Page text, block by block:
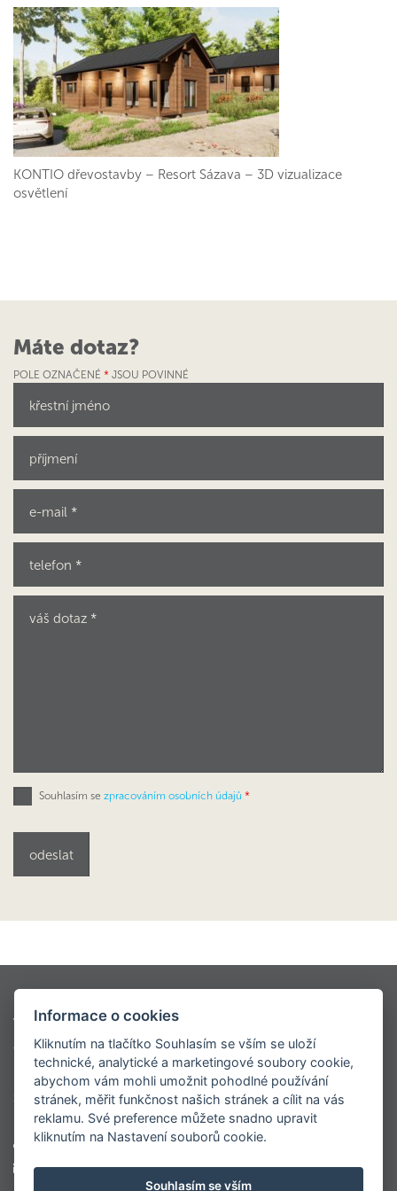
KONTIO dřevostavby – Resort Sázava – 3D vizualizace
osvětlení
Máte dotaz?
POLE OZNAČENÉ * JSOU POVINNÉ
Souhlasím se zpracováním osobních údajů *
Kontio styly
Virtuální prohlídky
Modely dřevostaveb KONTIO
Ceník
O nás Napsali o nás
Realizace
Roubenky
Sruby
Velké luxusní srubové domy
Srubové chaty
Virtuální prohlídka centrály
marketing@kontio.cz
Informace o cookies
Kliknutím na tlačítko Souhlasím se vším se uloží
technické, analytické a marketingové soubory cookie,
abychom vám mohli umožnit pohodlné používání
stránek, měřit funkčnost našich stránek a cílit na vás
reklamu. Své preference můžete snadno upravit
kliknutím na Nastavení souborů cookie.
Souhlasím se vším